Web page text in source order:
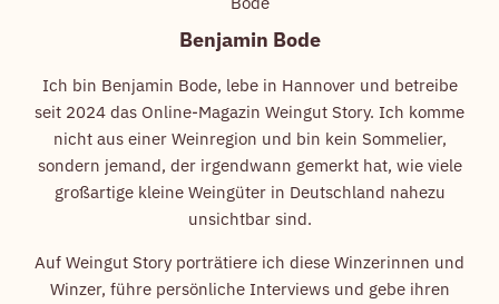
Benjamin Bode
Ich bin Benjamin Bode, lebe in Hannover und betreibe
seit 2024 das Online-Magazin Weingut Story. Ich komme
nicht aus einer Weinregion und bin kein Sommelier,
sondern jemand, der irgendwann gemerkt hat, wie viele
großartige kleine Weingüter in Deutschland nahezu
unsichtbar sind.
Auf Weingut Story porträtiere ich diese Winzerinnen und
Winzer, führe persönliche Interviews und gebe ihren